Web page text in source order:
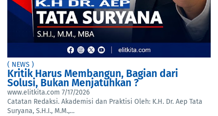
( NEWS )
Kritik Harus Membangun, Bagian dari
Solusi, Bukan Menjatuhkan ?
www.elitkita.com 7/17/2026
Catatan Redaksi. Akademisi dan Praktisi Oleh: K.H. Dr. Aep Tata
Suryana, S.H.I., M.M.,…